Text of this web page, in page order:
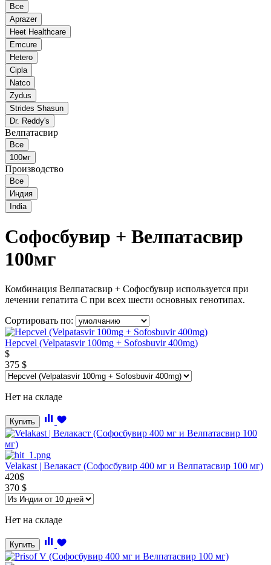
Все
Aprazer
Heet Healthcare
Emcure
Hetero
Cipla
Natco
Zydus
Strides Shasun
Dr. Reddy's
Велпатасвир
Все
100мг
Производство
Все
Индия
India
Софосбувир + Велпатасвир
100мг
Комбинация Велпатасвир + Софосбувир используется при
лечении гепатита С при всех шести основных генотипах.
Сортировать по:
Hepcvel (Velpatasvir 100mg + Sofosbuvir 400mg)
$
375 $
Нет на складе
Купить
Velakast | Велакаст (Софосбувир 400 мг и Велпатасвир 100 мг)
420$
370 $
Нет на складе
Купить